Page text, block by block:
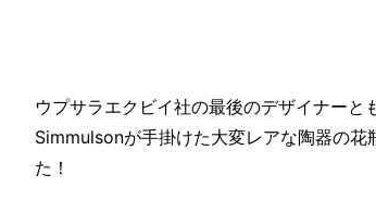
ウプサラエクビイ社の最後のデザイナーと
Simmulsonが手掛けた大変レアな陶器の花
た！